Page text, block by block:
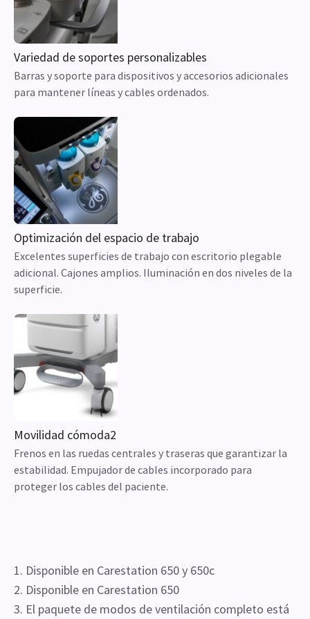
Variedad de soportes personalizables
Barras y soporte para dispositivos y accesorios adicionales
para mantener líneas y cables ordenados.
Optimización del espacio de trabajo
Excelentes superficies de trabajo con escritorio plegable
adicional. Cajones amplios. Iluminación en dos niveles de la
superficie.
Movilidad cómoda2
Frenos en las ruedas centrales y traseras que garantizar la
estabilidad. Empujador de cables incorporado para
proteger los cables del paciente.
1. Disponible en Carestation 650 y 650c
2. Disponible en Carestation 650
3. El paquete de modos de ventilación completo está